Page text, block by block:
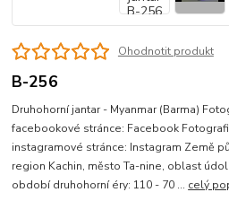
Ohodnotit produkt
B-256
Druhohorní jantar - Myanmar (Barma)
facebookové stránce: Facebook
instagramové stránce: Instagram Země
region Kachin, město Ta-nine, oblast
období druhohorní éry: 110 - 70 ... celý